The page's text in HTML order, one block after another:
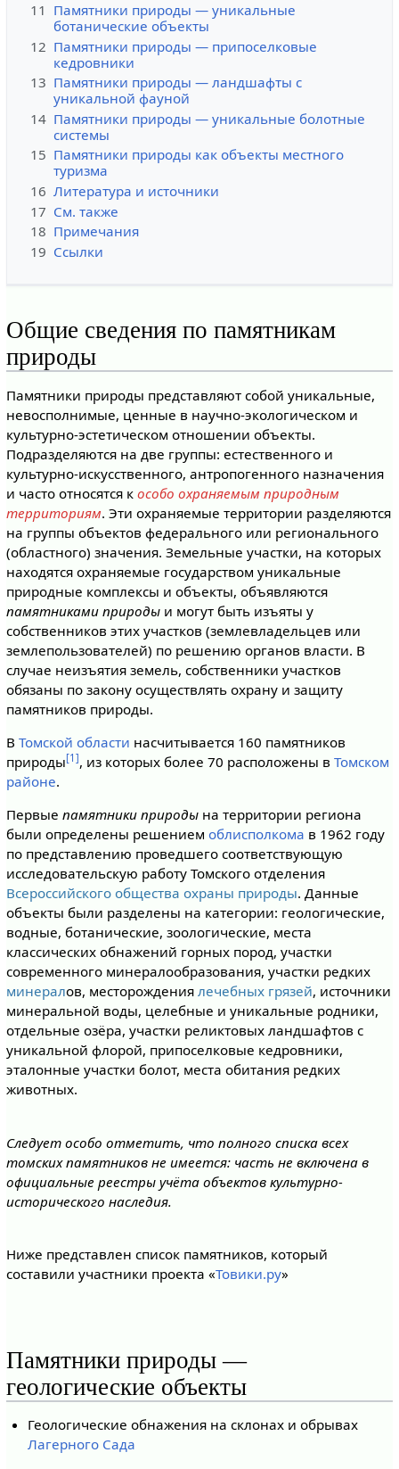
11 Памятники природы — уникальные
ботанические объекты
12 Памятники природы — припоселковые
кедровники
13 Памятники природы — ландшафты с
уникальной фауной
14 Памятники природы — уникальные болотные
системы
15 Памятники природы как объекты местного
туризма
16 Литература и источники
17 См. также
18 Примечания
19 Ссылки
Общие сведения по памятникам
природы
Памятники природы представляют собой уникальные,
невосполнимые, ценные в научно-экологическом и
культурно-эстетическом отношении объекты.
Подразделяются на две группы: естественного и
культурно-искусственного, антропогенного назначения
и часто относятся к особо охраняемым природным
территориям. Эти охраняемые территории разделяются
на группы объектов федерального или регионального
(областного) значения. Земельные участки, на которых
находятся охраняемые государством уникальные
природные комплексы и объекты, объявляются
памятниками природыи могут быть изъяты у
собственников этих участков (землевладельцев или
землепользователей) по решению органов власти. В
случае неизъятия земель, собственники участков
обязаны по закону осуществлять охрану и защиту
памятников природы.
В Томской области насчитывается 160 памятников
природы[1], из которых более 70 расположены в Томском
районе.
Первые памятники природына территории региона
были определены решением облисполкома в 1962 году
по представлению проведшего соответствующую
исследовательскую работу Томского отделения
Всероссийского общества охраны природы. Данные
объекты были разделены на категории: геологические,
водные, ботанические, зоологические, места
классических обнажений горных пород, участки
современного минералообразования, участки редких
минералов, месторождения лечебных грязей, источники
минеральной воды, целебные и уникальные родники,
отдельные озёра, участки реликтовых ландшафтов с
уникальной флорой, припоселковые кедровники,
эталонные участки болот, места обитания редких
животных.
Следует особо отметить, что полного списка всех
томских памятников не имеется: часть не включена в
официальные реестры учёта объектов культурно-
исторического наследия.
Ниже представлен список памятников, который
составили участники проекта «Товики.ру»
Памятники природы —
геологические объекты
Геологические обнажения на склонах и обрывах
Лагерного Сада